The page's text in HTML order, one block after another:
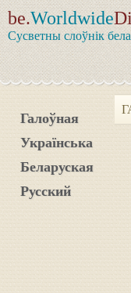
be.Worldwide
Сусветны слоўнік
Галоўная
Українська
Беларуская
Русский